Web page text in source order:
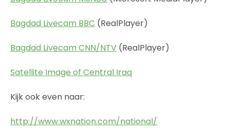
Bagdad Livecam BBC (RealPlayer)
Bagdad Livecam CNN/NTV (RealPlayer)
Satellite Image of Central Iraq
Kijk ook even naar:
http://www.wxnation.com/national/